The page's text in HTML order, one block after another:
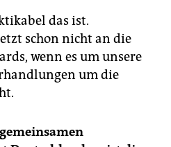
das ist.
schon nicht an die
wenn es um unsere
um die